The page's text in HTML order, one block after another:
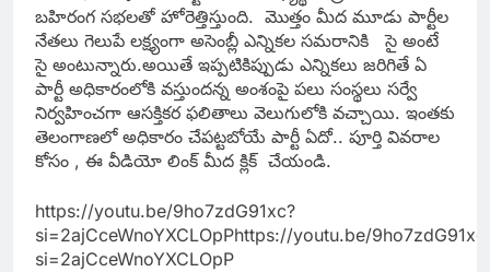
బహిరంగ సభలతో హోరెత్తిస్తుంది. మొత్తం మీద మూడు పార్టీల
నేతలు గెలుపే లక్ష్యంగా అసెంబ్లీ ఎన్నికల సమరానికి సై అంటే
సై అంటున్నారు.అయితే ఇప్పటికిప్పుడు ఎన్నికలు జరిగితే ఏ
పార్టీ అధికారంలోకి వస్తుందన్న అంశంపై పలు సంస్థలు సర్వే
నిర్వహించగా ఆసక్తికర ఫలితాలు వెలుగులోకి వచ్చాయి. ఇంతకు
తెలంగాణలో అధికారం చేపట్టబోయే పార్టీ ఏదో.. పూర్తి వివరాల
కోసం , ఈ వీడియో లింక్ మీద క్లిక్ చేయండి.
https://youtu.be/9ho7zdG91xc?
si=2ajCceWnoYXCLOpPhttps://youtu.be/
si=2ajCceWnoYXCLOpP